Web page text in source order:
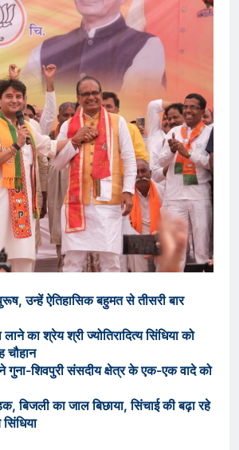
उन्हें ऐतिहासिक बहुमत से तीसरी बार
का श्रेय श्री ज्योतिरादित्य सिंधिया को
चौहान
गुना-शिवपुरी संसदीय क्षेत्र के एक-एक वादे को
बिजली का जाल बिछाया, सिंचाई की बढ़ा रहे
सिंधिया